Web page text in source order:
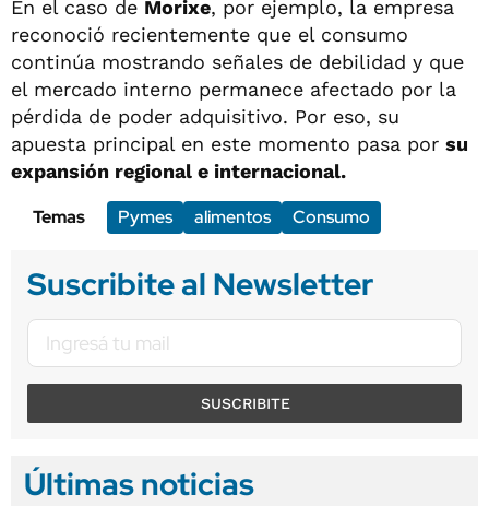
En el caso de Morixe, por ejemplo, la empresa
reconoció recientemente que el consumo
continúa mostrando señales de debilidad y que
el mercado interno permanece afectado por la
pérdida de poder adquisitivo. Por eso, su
apuesta principal en este momento pasa por su
expansión regional e internacional.
Temas
Pymes alimentos Consumo
Suscribite al Newsletter
SUSCRIBITE
Últimas noticias